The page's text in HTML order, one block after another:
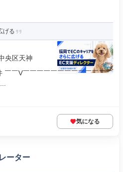
げる
央区天神
￣￣V￣￣￣￣￣￣￣￣￣￣￣￣￣
気になる
ーター